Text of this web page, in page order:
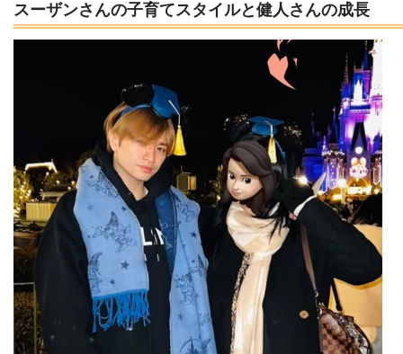
スーザンさんの子育てスタイルと健人さんの成長